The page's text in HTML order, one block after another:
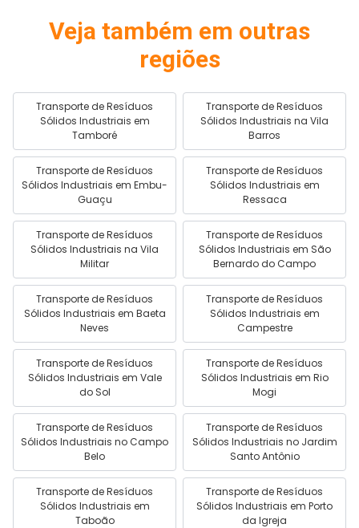
Veja também em outras
regiões
Transporte de Resíduos
Sólidos Industriais em
Tamboré
Transporte de Resíduos
Sólidos Industriais na Vila
Barros
Transporte de Resíduos
Sólidos Industriais em Embu-
Guaçu
Transporte de Resíduos
Sólidos Industriais em
Ressaca
Transporte de Resíduos
Sólidos Industriais na Vila
Militar
Transporte de Resíduos
Sólidos Industriais em São
Bernardo do Campo
Transporte de Resíduos
Sólidos Industriais em Baeta
Neves
Transporte de Resíduos
Sólidos Industriais em
Campestre
Transporte de Resíduos
Sólidos Industriais em Vale
do Sol
Transporte de Resíduos
Sólidos Industriais em Rio
Mogi
Transporte de Resíduos
Sólidos Industriais no Campo
Belo
Transporte de Resíduos
Sólidos Industriais no Jardim
Santo Antônio
Transporte de Resíduos
Sólidos Industriais em
Taboão
Transporte de Resíduos
Sólidos Industriais em Porto
da Igreja